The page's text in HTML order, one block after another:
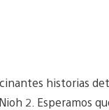
historias
2. Esperamos